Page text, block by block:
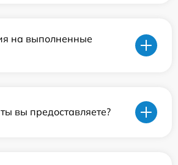
на выполненные
вы предоставляете?